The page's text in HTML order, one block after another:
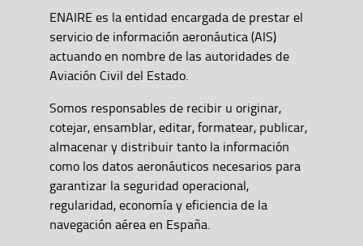
ENAIRE es la entidad encargada de prestar el
servicio de información aeronáutica (AIS)
actuando en nombre de las autoridades de
Aviación Civil del Estado.
Somos responsables de recibir u originar,
cotejar, ensamblar, editar, formatear, publicar,
almacenar y distribuir tanto la información
como los datos aeronáuticos necesarios para
garantizar la seguridad operacional,
regularidad, economía y eficiencia de la
navegación aérea en España.